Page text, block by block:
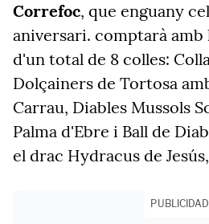
Correfoc, que enguany
aniversari. comptarà
d'un total de 8 colles:
Dolçainers de Tortosa
Carrau, Diables Mussols
Palma d'Ebre i Ball de
el drac Hydracus de
PUBLICIDAD